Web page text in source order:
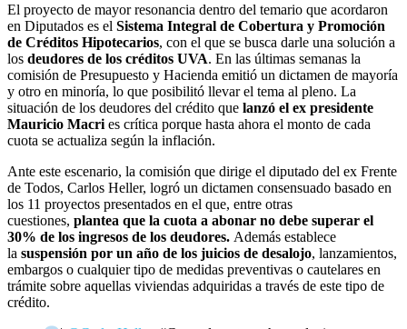
El proyecto de mayor resonancia dentro del temario que acordaron
en Diputados es el Sistema Integral de Cobertura y Promoción
de Créditos Hipotecarios, con el que se busca darle una solución a
los deudores de los créditos UVA. En las últimas semanas la
comisión de Presupuesto y Hacienda emitió un dictamen de mayoría
y otro en minoría, lo que posibilitó llevar el tema al pleno. La
situación de los deudores del crédito que lanzó el ex presidente
Mauricio Macri es crítica porque hasta ahora el monto de cada
cuota se actualiza según la inflación.
Ante este escenario, la comisión que dirige el diputado del ex Frente
de Todos, Carlos Heller, logró un dictamen consensuado basado en
los 11 proyectos presentados en el que, entre otras
cuestiones, plantea que la cuota a abonar no debe superar el
30% de los ingresos de los deudores. Además establece
la suspensión por un año de los juicios de desalojo, lanzamientos,
embargos o cualquier tipo de medidas preventivas o cautelares en
trámite sobre aquellas viviendas adquiridas a través de este tipo de
crédito.